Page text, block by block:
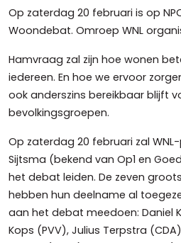
Op zaterdag 20 februari is op
Woondebat. Omroep WNL
Hamvraag zal zijn hoe wonen
iedereen. En hoe we ervoor
ook anderszins bereikbaar blijft
bevolkingsgroepen.
Op zaterdag 20 februari zal
Sijtsma (bekend van Op1 en
het debat leiden. De zeven
hebben hun deelname al
aan het debat meedoen: Daniel
Kops (PVV), Julius Terpstra